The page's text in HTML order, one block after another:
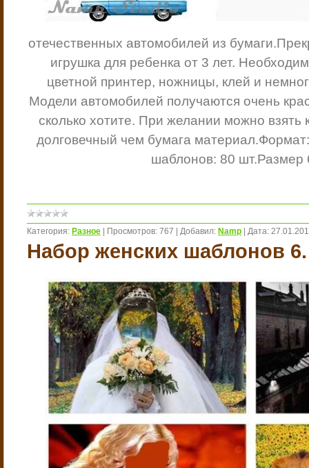
отечественных автомобилей из бумаги.
игрушка для ребенка от 3 лет.
цветной принтер, ножницы, клей и
Модели автомобилей получаются очень
сколько хотите. При желании можно взять
долговечный чем бумага материал.
шаблонов: 80 шт.Размер
Категория: Разное Просмотров: 767 Добавил: Namp Дата:
Набор женских шаблонов 6.